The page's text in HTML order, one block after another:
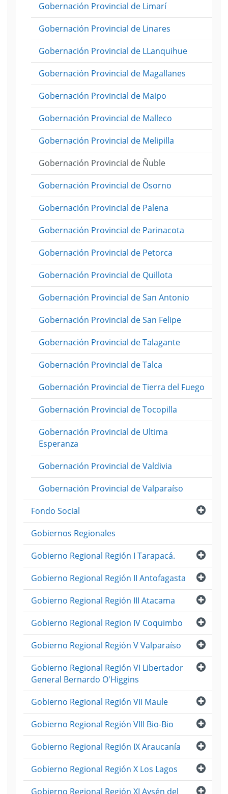
Gobernación Provincial de Limarí
Gobernación Provincial de Linares
Gobernación Provincial de LLanquihue
Gobernación Provincial de Magallanes
Gobernación Provincial de Maipo
Gobernación Provincial de Malleco
Gobernación Provincial de Melipilla
Gobernación Provincial de Ñuble
Gobernación Provincial de Osorno
Gobernación Provincial de Palena
Gobernación Provincial de Parinacota
Gobernación Provincial de Petorca
Gobernación Provincial de Quillota
Gobernación Provincial de San Antonio
Gobernación Provincial de San Felipe
Gobernación Provincial de Talagante
Gobernación Provincial de Talca
Gobernación Provincial de Tierra del Fuego
Gobernación Provincial de Tocopilla
Gobernación Provincial de Ultima
Esperanza
Gobernación Provincial de Valdivia
Gobernación Provincial de Valparaíso
Abrir
Fondo Social
Gobiernos Regionales
Abrir
Gobierno Regional Región I Tarapacá.
Abrir
Gobierno Regional Región II Antofagasta
Abrir
Gobierno Regional Región III Atacama
Abrir
Gobierno Regional Region IV Coquimbo
Abrir
Gobierno Regional Región V Valparaíso
Abrir
Gobierno Regional Región VI Libertador
General Bernardo O'Higgins
Abrir
Gobierno Regional Región VII Maule
Abrir
Gobierno Regional Región VIII Bio-Bio
Abrir
Gobierno Regional Región IX Araucanía
Abrir
Gobierno Regional Región X Los Lagos
Abrir
Gobierno Regional Región XI Aysén del